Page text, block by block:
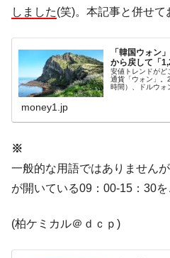
種は全般的「不調」⇒ PSIが示
『Money1』
【米韓激突案件
ン』1人当たり賠償10万ウォ
『Money1』 韓国で猛暑。南
『Money1』
韓国型イージス
『Money1』
『Money1』
韓国政府『
は韓国で『BYD』車は売れてい
く空港に詰めかけ「出て行け
しました(笑)。本記事と併せて
「韓国ウォン
から戻して「
安値トレンドがど
通貨「ウォン」
時間）、ドルウォ
money1.jp
※
一般的な用語ではありません
が開いている09：00-15：30を
(柏ケミカル＠ｄｃｐ)